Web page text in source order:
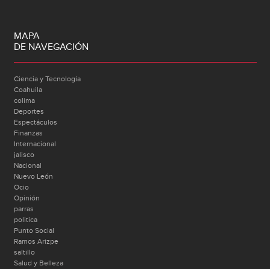
MAPA
DE NAVEGACIÓN
Ciencia y Tecnología
Coahuila
colima
Deportes
Espectáculos
Finanzas
Internacional
jalisco
Nacional
Nuevo León
Ocio
Opinión
parras
politica
Punto Social
Ramos Arizpe
saltillo
Salud y Belleza